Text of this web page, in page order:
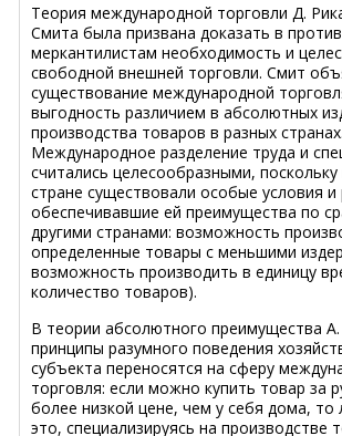
Теория международной торговли Д.
Смита была призвана доказать в
меркантилистам необходимость и
свободной внешней торговли. Смит
существование международной
выгодность различием в абсолютных
производства товаров в разных странах.
Международное разделение труда и
считались целесообразными,
стране существовали особые условия и
обеспечивавшие ей преимущества по
другими странами: возможность
определенные товары с меньшими
возможность производить в единицу
количество товаров).
В теории абсолютного преимущества
принципы разумного поведения
субъекта переносятся на сферу
торговля: если можно купить товар за
более низкой цене, чем у себя дома, то
это, специализируясь на производстве